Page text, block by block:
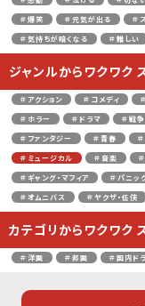
＃爆笑
＃元気が出る ＃
＃気持ちが暗くなる
＃難しい
ジャンルからワクワク
＃アクション ＃コメディ
＃ホラー
＃ドラマ ＃戦争
＃ファンタジー
＃青春
＃ミュージカル
＃音楽
＃ギャング・マフィア
＃パニッ
＃オムニバス
＃ヤクザ・任侠
カテゴリからワクワク
＃洋画 ＃邦画 ＃国内ド